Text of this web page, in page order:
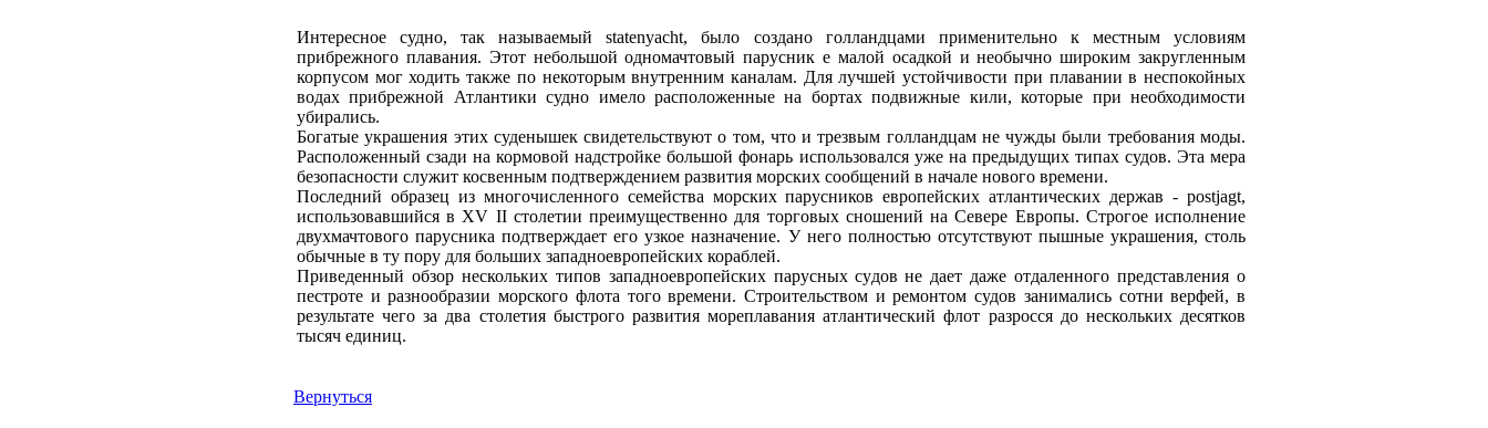
Интересное судно, так называемый statenyacht, было создано голландцами применительно к местным условиям
прибрежного плавания. Этот небольшой одномачтовый парусник е малой осадкой и необычно широким закругленным
корпусом мог ходить также по некоторым внутренним каналам. Для лучшей устойчивости при плавании в неспокойных
водах прибрежной Атлантики судно имело расположенные на бортах подвижные кили, которые при необходимости
убирались.
Богатые украшения этих суденышек свидетельствуют о том, что и трезвым голландцам не чужды были требования моды.
Расположенный сзади на кормовой надстройке большой фонарь использовался уже на предыдущих типах судов. Эта мера
безопасности служит косвенным подтверждением развития морских сообщений в начале нового времени.
Последний образец из многочисленного семейства морских парусников европейских атлантических держав - postjagt,
использовавшийся в XV II столетии преимущественно для торговых сношений на Севере Европы. Строгое исполнение
двухмачтового парусника подтверждает его узкое назначение. У него полностью отсутствуют пышные украшения, столь
обычные в ту пору для больших западноевропейских кораблей.
Приведенный обзор нескольких типов западноевропейских парусных судов не дает даже отдаленного представления о
пестроте и разнообразии морского флота того времени. Строительством и ремонтом судов занимались сотни верфей, в
результате чего за два столетия быстрого развития мореплавания атлантический флот разросся до нескольких десятков
тысяч единиц.
Вернуться